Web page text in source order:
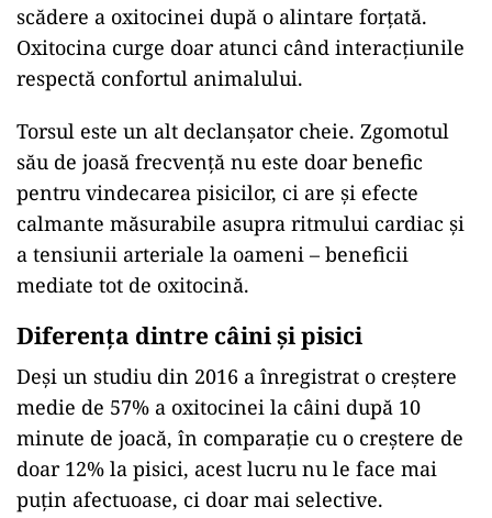
scădere a oxitocinei după o alintare forțată.
Oxitocina curge doar atunci când interacțiunile
respectă confortul animalului.
Torsul este un alt declanșator cheie. Zgomotul
său de joasă frecvență nu este doar benefic
pentru vindecarea pisicilor, ci are și efecte
calmante măsurabile asupra ritmului cardiac și
a tensiunii arteriale la oameni – beneficii
mediate tot de oxitocină.
Diferenţa dintre câini şi pisici
Deși un studiu din 2016 a înregistrat o creștere
medie de 57% a oxitocinei la câini după 10
minute de joacă, în comparație cu o creștere de
doar 12% la pisici, acest lucru nu le face mai
puțin afectuoase, ci doar mai selective.